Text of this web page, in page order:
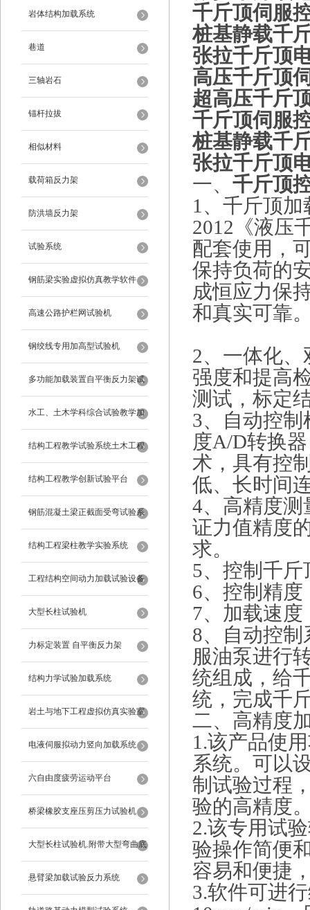
岩体结构加载系统
巷道
三轴岩石
锚杆拉拔
相似材料
载荷箱反力架
防洪墙反力架
试验系统
钢筋梁实验虚拟仿真教学软件
高速公路护栏网试验机
钢绞线专用加高型试验机
多功能加载装置自平衡反力架试
验系统
水工、土木学科综合试验教学加
载系统
结构工程教学试验系统土木工程
试验设备
结构工程教学创新试验平台
钢筋混凝土梁正截面受弯试验系
统
结构工程梁柱教学实验系统
工程结构空间动力加载试验设备
反力框架
大型长柱试验机
力标定装置 自平衡反力架
结构力学试验加载系统
岩土与地下工程虚拟仿真实验室
电液伺服拟动力竖向加载系统
六自由度疲劳运动平台
桥梁橡胶支座压剪压力试验机
大型长柱试验机.附带大型弯曲底
座
悬臂梁加载试验反力系统
千斤顶伺服
桩基静载千
张拉千斤顶
高压千斤顶
超高压千斤
千斤顶伺服
桩基静载千
张拉千斤顶
一、 千斤顶
1、千斤顶加
2012《液压
配套使用，
保持负荷的
成恒应力保
和真实可靠
2、一体化
强度和提高
测试，标定
3、自动控
度A/D转换
术，具有控
低、长时间
4、高精度
证力值精度
求。
5、控制千斤
6、控制精度
7、加载速度
8、自动控
服油泵进行
统组成，给
统，完成千
二、高精度
1.该产品使
系统。可以
制试验过程
验的高精度
2.该专用试
验操作简便
容易和便捷
3.软件可进